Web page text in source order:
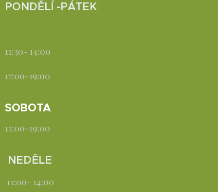
PONDĚLÍ -PÁTEK
11:30- 14:00
17:00-19:00
SOBOTA
11:00-19:00
NEDĚLE
11:00- 14:00